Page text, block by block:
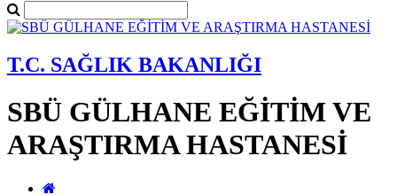
T.C. SAĞLIK BAKANLIĞI
SBÜ GÜLHANE EĞİTİM VE
ARAŞTIRMA HASTANESİ